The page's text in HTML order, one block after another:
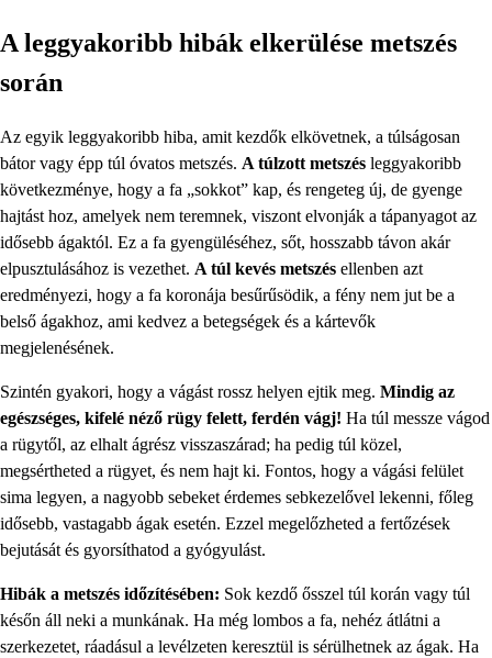
A leggyakoribb hibák elkerülése metszés
során
Az egyik leggyakoribb hiba, amit kezdők elkövetnek, a túlságosan
bátor vagy épp túl óvatos metszés. A túlzott metszés leggyakoribb
következménye, hogy a fa „sokkot” kap, és rengeteg új, de gyenge
hajtást hoz, amelyek nem teremnek, viszont elvonják a tápanyagot az
idősebb ágaktól. Ez a fa gyengüléséhez, sőt, hosszabb távon akár
elpusztulásához is vezethet. A túl kevés metszés ellenben azt
eredményezi, hogy a fa koronája besűrűsödik, a fény nem jut be a
belső ágakhoz, ami kedvez a betegségek és a kártevők
megjelenésének.
Szintén gyakori, hogy a vágást rossz helyen ejtik meg. Mindig az
egészséges, kifelé néző rügy felett, ferdén vágj! Ha túl messze vágod
a rügytől, az elhalt ágrész visszaszárad; ha pedig túl közel,
megsértheted a rügyet, és nem hajt ki. Fontos, hogy a vágási felület
sima legyen, a nagyobb sebeket érdemes sebkezelővel lekenni, főleg
idősebb, vastagabb ágak esetén. Ezzel megelőzheted a fertőzések
bejutását és gyorsíthatod a gyógyulást.
Hibák a metszés időzítésében: Sok kezdő ősszel túl korán vagy túl
későn áll neki a munkának. Ha még lombos a fa, nehéz átlátni a
szerkezetet, ráadásul a levélzeten keresztül is sérülhetnek az ágak. Ha